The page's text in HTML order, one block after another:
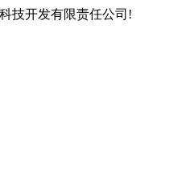
技开发有限责任公司!